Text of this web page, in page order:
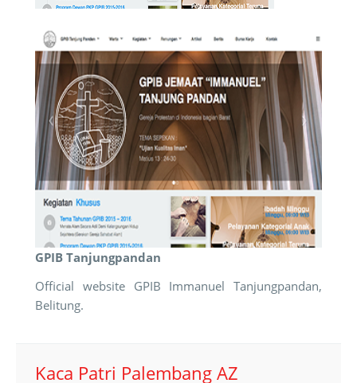
GPIB Tanjungpandan
Official website GPIB Immanuel Tanjungpandan,
Belitung.
Kaca Patri Palembang AZ